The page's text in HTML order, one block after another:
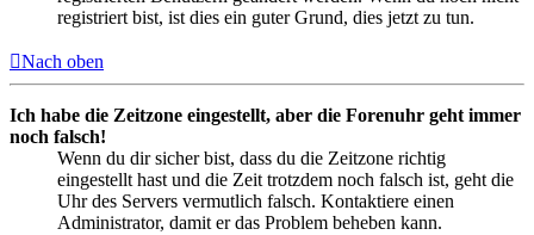
registriert bist, ist dies ein guter Grund, dies jetzt zu tun.
Nach oben
Ich habe die Zeitzone eingestellt, aber die Forenuhr geht immer
noch falsch!
Wenn du dir sicher bist, dass du die Zeitzone richtig
eingestellt hast und die Zeit trotzdem noch falsch ist, geht die
Uhr des Servers vermutlich falsch. Kontaktiere einen
Administrator, damit er das Problem beheben kann.